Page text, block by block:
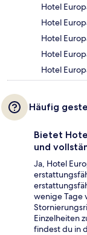
Hotel
Hotel
Hotel
Hotel
Hotel
Häufig
Bietet
und
Ja, Hotel
wenige Tage
Einzelheiten
findest du in